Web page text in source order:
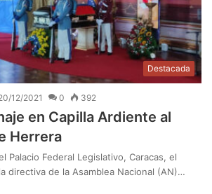
Destacada
12/2021 0 392
en Capilla Ardiente al
Herrera
Palacio Federal Legislativo, Caracas, el
directiva de la Asamblea Nacional (AN)…